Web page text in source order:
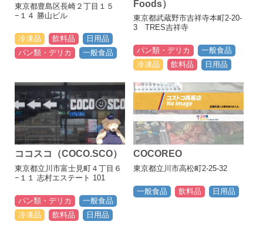
東京都豊島区長崎２丁目１５
−１４ 勝山ビル
冷凍品 飲料品
日用品
パン類・デリカ
一般食品
Foods）
東京都武蔵野市吉祥寺本町2-20-
3 TRES吉祥寺
パン類・デリカ
一般食品
冷凍品
飲料品 日用品
ココスコ（COCO.SCO）
東京都立川市富士見町４丁目６
−１１ 志村エステート 101
パン類・デリカ
一般食品
冷凍品
飲料品 日用品
COCOREO
東京都立川市高松町2-25-32
一般食品 飲料品 日用品